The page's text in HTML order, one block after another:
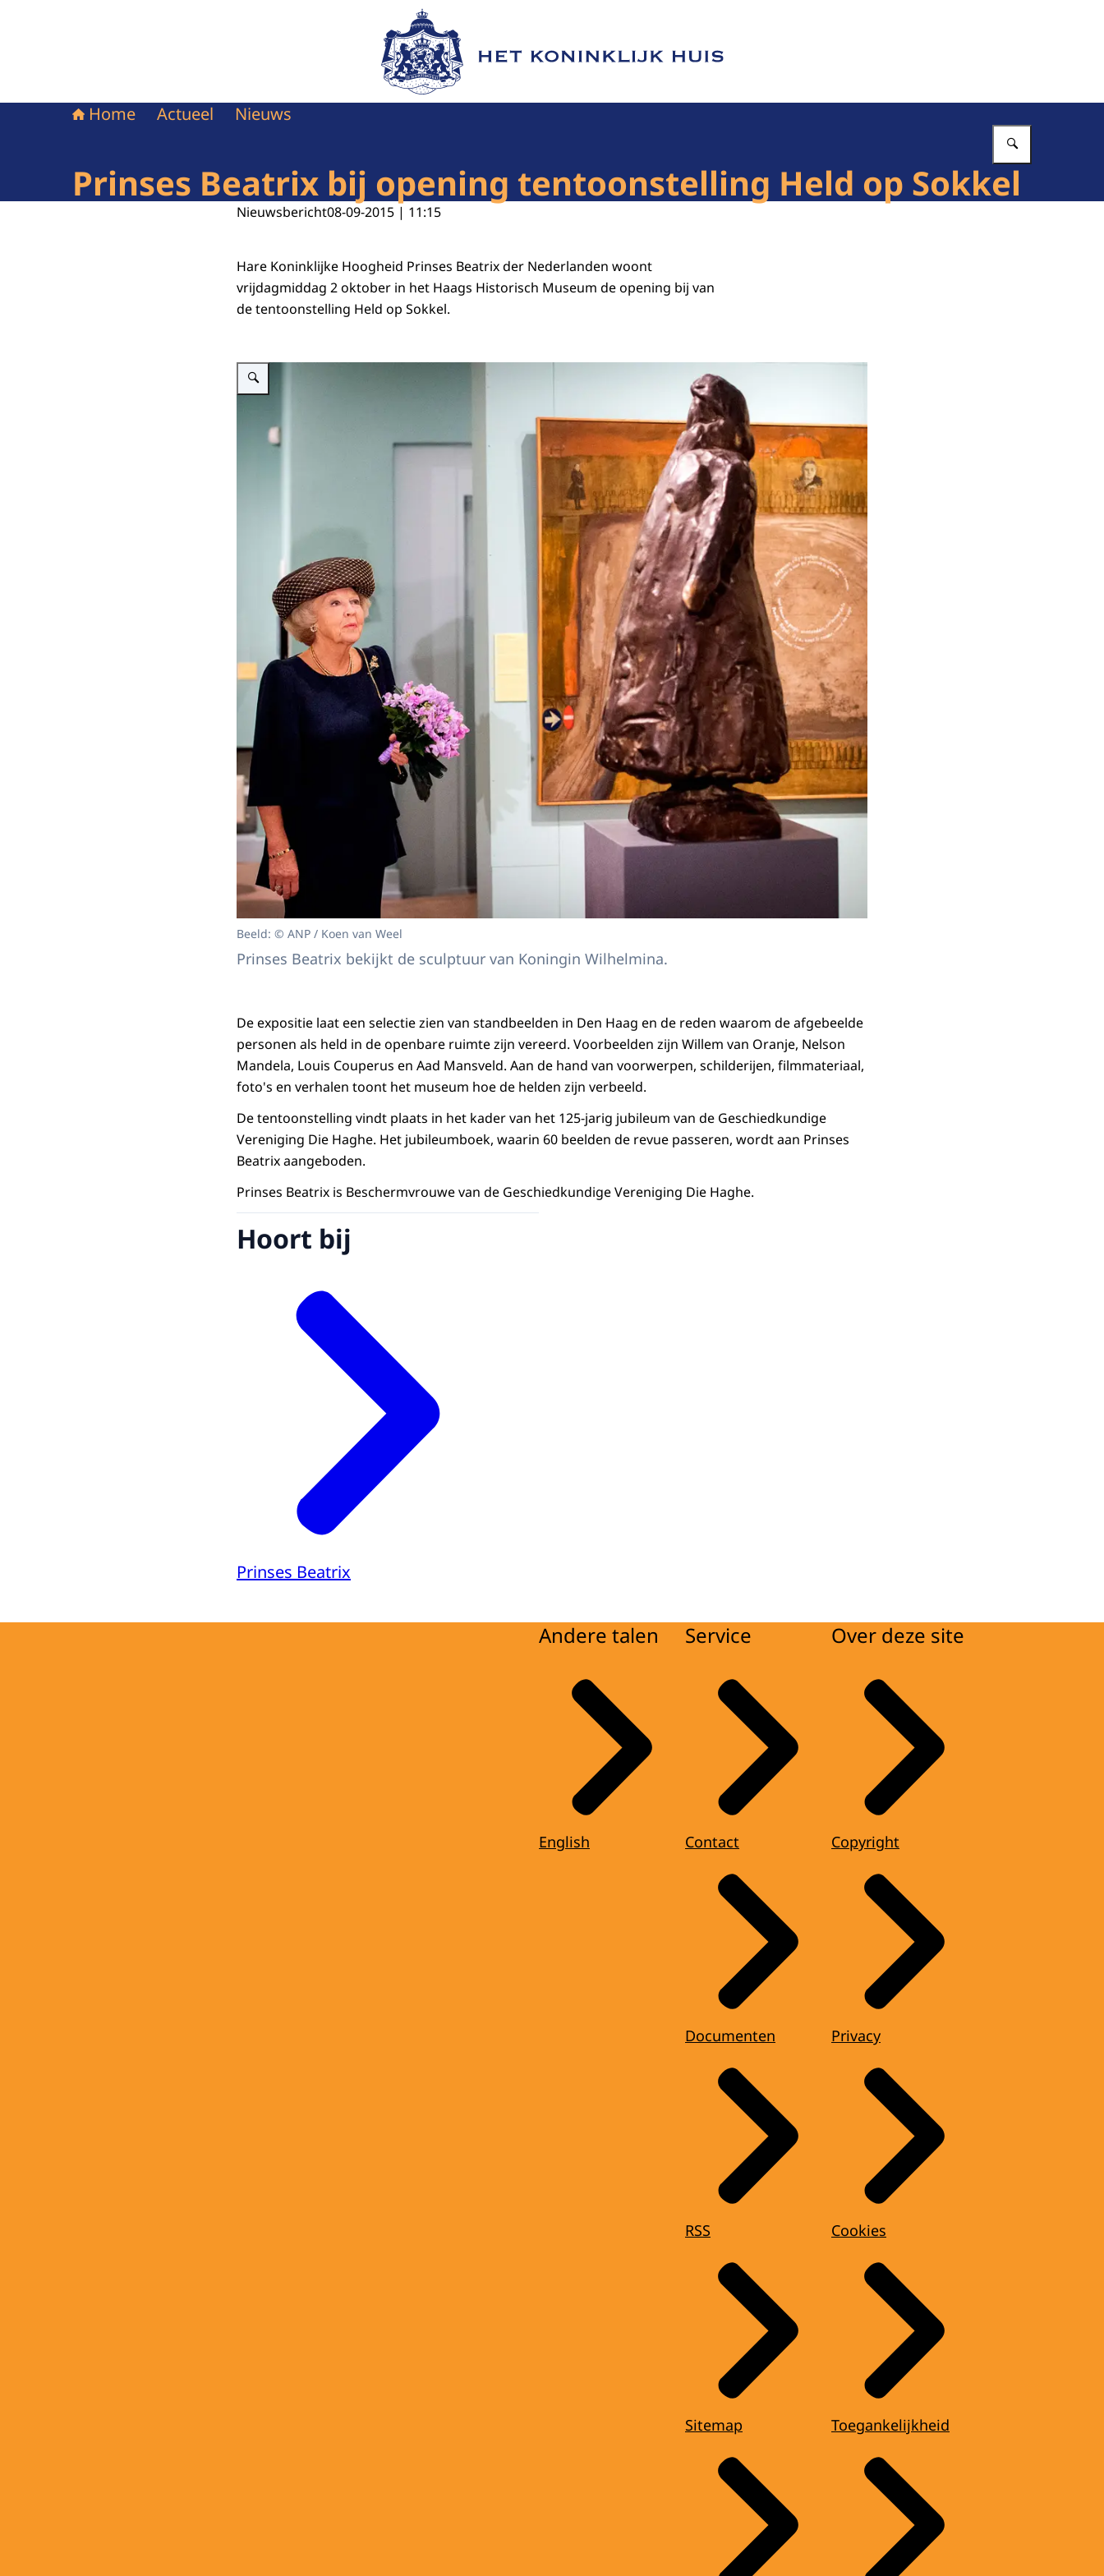
Naar de homepage van Het Koninklijk Huis
Home Actueel Nieuws
Prinses Beatrix bij opening tentoonstelling Held op Sokkel
Nieuwsbericht08-09-2015 | 11:15
Hare Koninklijke Hoogheid Prinses Beatrix der Nederlanden woont
vrijdagmiddag 2 oktober in het Haags Historisch Museum de opening bij van
de tentoonstelling Held op Sokkel.
Vergroot afbeelding Prinses Beatrix bij opening tentoonstelling Held op Sokkel
Beeld: © ANP / Koen van Weel
Prinses Beatrix bekijkt de sculptuur van Koningin Wilhelmina.
De expositie laat een selectie zien van standbeelden in Den Haag en de reden waarom de afgebeelde
personen als held in de openbare ruimte zijn vereerd. Voorbeelden zijn Willem van Oranje, Nelson
Mandela, Louis Couperus en Aad Mansveld. Aan de hand van voorwerpen, schilderijen, filmmateriaal,
foto's en verhalen toont het museum hoe de helden zijn verbeeld.
De tentoonstelling vindt plaats in het kader van het 125-jarig jubileum van de Geschiedkundige
Vereniging Die Haghe. Het jubileumboek, waarin 60 beelden de revue passeren, wordt aan Prinses
Beatrix aangeboden.
Prinses Beatrix is Beschermvrouwe van de Geschiedkundige Vereniging Die Haghe.
Hoort bij
Prinses Beatrix
Andere talen
English
Service
Contact
Documenten
RSS
Sitemap
Over deze site
Copyright
Privacy
Cookies
Toegankelijkheid